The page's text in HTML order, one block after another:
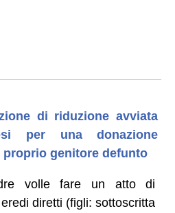
di riduzione avviata
per una donazione
genitore defunto
volle fare un atto di
diretti (figli: sottoscritta